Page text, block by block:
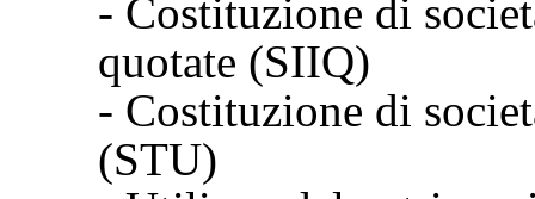
- Costituzione di
quotate (SIIQ)
- Costituzione di
(STU)